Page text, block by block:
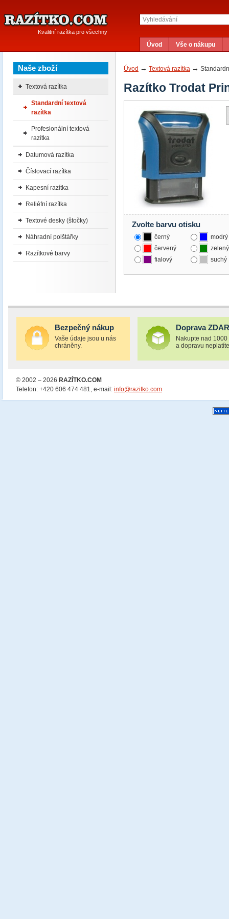
Kvalitní razítka pro všechny
Úvod Vše o nákupu
Úvod → Textová razítka →
Razítko Trodat
Zvolte barvu otisku
černý
modrý
červený
zelený
fialový
suchý
Naše zboží
Textová razítka
Standardní textová
razítka
Profesionální textová
razítka
Datumová razítka
Číslovací razítka
Kapesní razítka
Reliéfní razítka
Textové desky (štočky)
Náhradní polštářky
Razítkové barvy
Bezpečný nákup
Vaše údaje jsou u nás
chráněny.
Doprava
Nakupte nad 1000
a dopravu
© 2002 – 2026 RAZÍTKO.COM
Telefon: +420 606 474 481, e-mail: info@razitko.com